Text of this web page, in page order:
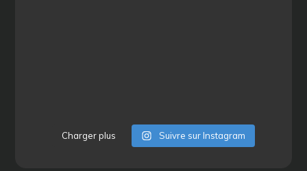
Charger plus Suivre sur Instagram